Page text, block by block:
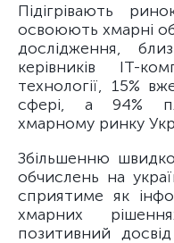
Підігрівають
освоюють хмарні
дослідження,
керівників ІТ-
технології, 15%
сфері, а 94%
хмарному ринку
Збільшенню
обчислень на
сприятиме як
хмарних
позитивний